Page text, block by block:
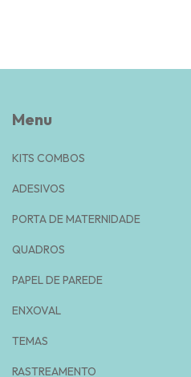
Menu
KITS COMBOS
ADESIVOS
PORTA DE MATERNIDADE
QUADROS
PAPEL DE PAREDE
ENXOVAL
TEMAS
RASTREAMENTO